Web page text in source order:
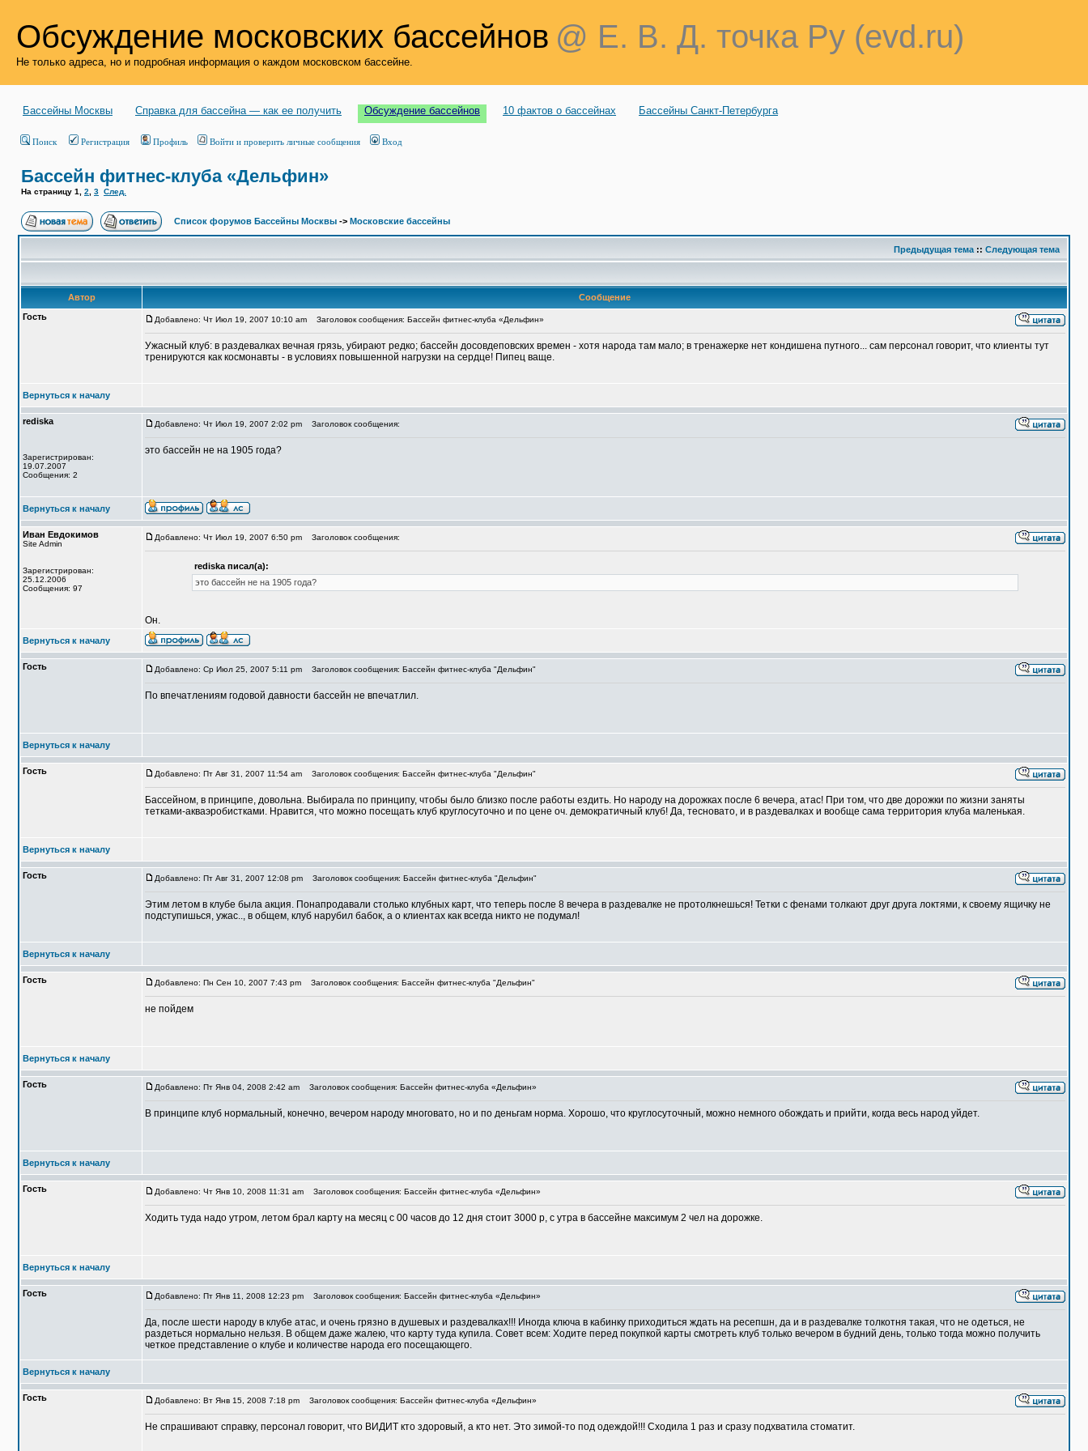
Обсуждение московских бассейнов @ Е. В. Д. точка Ру (evd.ru)
Не только адреса, но и подробная информация о каждом московском бассейне.
Бассейны Москвы Справка для бассейна — как ее получить Обсуждение бассейнов 10 фактов о бассейнах Бассейны Санкт-Петербурга
Поиск Регистрация Профиль Войти и проверить личные сообщения Вход
Бассейн фитнес-клуба «Дельфин»
На страницу 1 2 3 След.
Список форумов Бассейны Москвы -> Московские бассейны
Предыдущая тема :: Следующая тема
Автор
Сообщение
Гость
Добавлено: Чт Июл 19, 2007 10:10 am Заголовок сообщения: Бассейн фитнес-клуба «Дельфин»
Ужасный клуб: в раздевалках вечная грязь, убирают редко; бассейн досовдеповских времен - хотя народа там мало; в тренажерке нет кондишена путного... сам персонал говорит, что клиенты тут
тренируются как космонавты - в условиях повышенной нагрузки на сердце! Пипец ваще.
Вернуться к началу
rediska
Зарегистрирован:
19.07.2007
Сообщения: 2
Добавлено: Чт Июл 19, 2007 2:02 pm Заголовок сообщения:
это бассейн не на 1905 года?
Вернуться к началу
Иван Евдокимов
Site Admin
Зарегистрирован:
25.12.2006
Сообщения: 97
Добавлено: Чт Июл 19, 2007 6:50 pm Заголовок сообщения:
rediska писал(а):
это бассейн не на 1905 года?
Он.
Вернуться к началу
Гость Добавлено: Ср Июл 25, 2007 5:11 pm Заголовок сообщения: Бассейн фитнес-клуба "Дельфин"
По впечатлениям годовой давности бассейн не впечатлил.
Вернуться к началу
Гость Добавлено: Пт Авг 31, 2007 11:54 am Заголовок сообщения: Бассейн фитнес-клуба "Дельфин"
Бассейном, в принципе, довольна. Выбирала по принципу, чтобы было близко после работы ездить. Но народу на дорожках после 6 вечера, атас! При том, что две дорожки по жизни заняты
тетками-акваэробистками. Нравится, что можно посещать клуб круглосуточно и по цене оч. демократичный клуб! Да, тесновато, и в раздевалках и вообще сама территория клуба маленькая.
Вернуться к началу
Гость Добавлено: Пт Авг 31, 2007 12:08 pm Заголовок сообщения: Бассейн фитнес-клуба "Дельфин"
Этим летом в клубе была акция. Понапродавали столько клубных карт, что теперь после 8 вечера в раздевалке не протолкнешься! Тетки с фенами толкают друг друга локтями, к своему ящичку не
подступишься, ужас.., в общем, клуб нарубил бабок, а о клиентах как всегда никто не подумал!
Вернуться к началу
Гость Добавлено: Пн Сен 10, 2007 7:43 pm Заголовок сообщения: Бассейн фитнес-клуба "Дельфин"
не пойдем
Вернуться к началу
Гость Добавлено: Пт Янв 04, 2008 2:42 am Заголовок сообщения: Бассейн фитнес-клуба «Дельфин»
В принципе клуб нормальный, конечно, вечером народу многовато, но и по деньгам норма. Хорошо, что круглосуточный, можно немного обождать и прийти, когда весь народ уйдет.
Вернуться к началу
Гость Добавлено: Чт Янв 10, 2008 11:31 am Заголовок сообщения: Бассейн фитнес-клуба «Дельфин»
Ходить туда надо утром, летом брал карту на месяц с 00 часов до 12 дня стоит 3000 р, с утра в бассейне максимум 2 чел на дорожке.
Вернуться к началу
Гость Добавлено: Пт Янв 11, 2008 12:23 pm Заголовок сообщения: Бассейн фитнес-клуба «Дельфин»
Да, после шести народу в клубе атас, и очень грязно в душевых и раздевалках!!! Иногда ключа в кабинку приходиться ждать на ресепшн, да и в раздевалке толкотня такая, что не одеться, не
раздеться нормально нельзя. В общем даже жалею, что карту туда купила. Совет всем: Ходите перед покупкой карты смотреть клуб только вечером в будний день, только тогда можно получить
четкое представление о клубе и количестве народа его посещающего.
Вернуться к началу
Гость Добавлено: Вт Янв 15, 2008 7:18 pm Заголовок сообщения: Бассейн фитнес-клуба «Дельфин»
Не спрашивают справку, персонал говорит, что ВИДИТ кто здоровый, а кто нет. Это зимой-то под одеждой!!! Сходила 1 раз и сразу подхватила стоматит.